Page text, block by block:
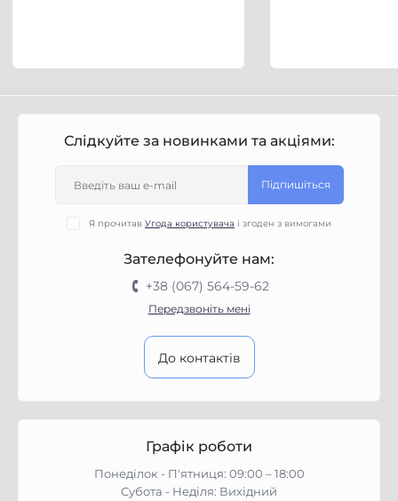
Слідкуйте за новинками та акціями:
Підпишіться
Я прочитав Угода користувача і згоден з вимогами
Зателефонуйте нам:
+38 (067) 564-59-62
Передзвоніть мені
До контактів
Графік роботи
Понеділок - П'ятниця: 09:00 – 18:00
Субота - Неділя: Вихідний